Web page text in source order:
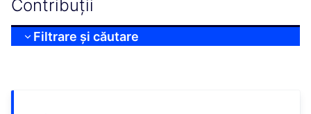
Contribuții
Filtrare și căutare